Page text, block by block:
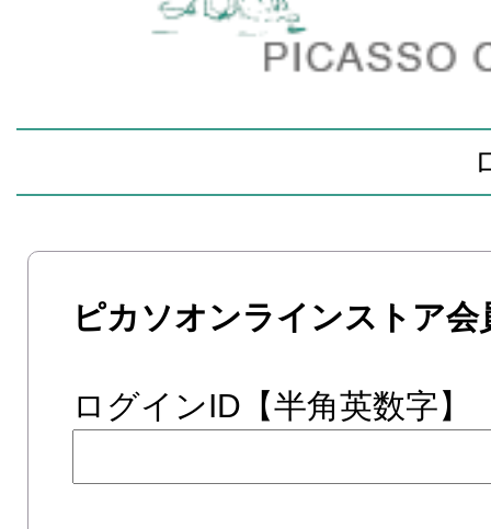
ピカソオンラインストア会
ログインID【半角英数字】